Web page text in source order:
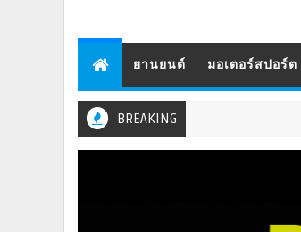
ยานยนต์ มอเตอร์สปอร์ต
BREAKING